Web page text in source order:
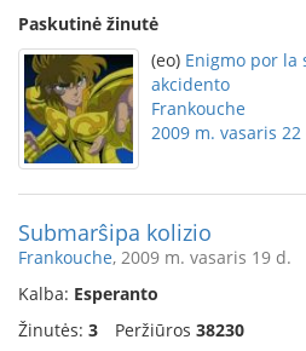
Paskutinė žinutė
(eo) Enigmo por la
akcidento
Frankouche
2009 m. vasaris 22
Submarŝipa kolizio
Frankouche, 2009 m. vasaris 19 d.
Kalba: Esperanto
Žinutės: 3 Peržiūros 38230